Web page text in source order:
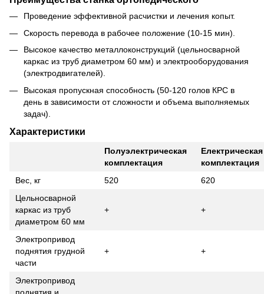
Проведение эффективной расчистки и лечения копыт.
Скорость перевода в рабочее положение (10-15 мин).
Высокое качество металлоконструкций (цельносварной
каркас из труб диаметром 60 мм) и электрооборудования
(электродвигателей).
Высокая пропускная способность (50-120 голов КРС в
день в зависимости от сложности и объема выполняемых
задач).
Характеристики
Полуэлектрическая
комплектация
комплектация
Вес, кг
520
620
Цельносварной
каркас из труб
диаметром 60 мм
+ +
Электропривод
поднятия грудной
части
+ +
Электропривод